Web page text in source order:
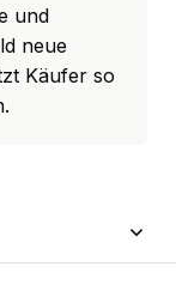
und
neue
Käufer so